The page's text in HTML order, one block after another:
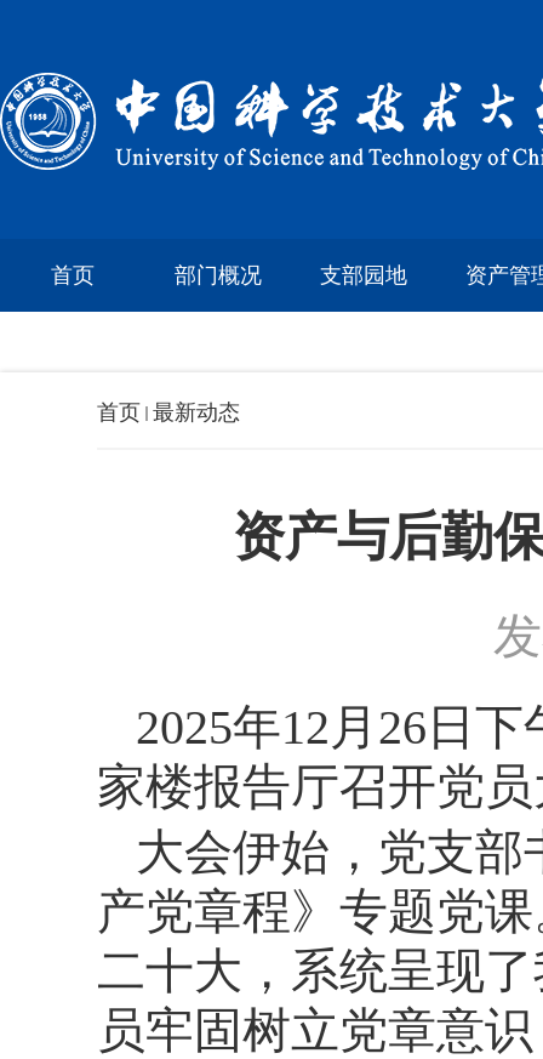
首页 部门概况 支部园地 资产管
首页 最新动态
资产与后勤
2025年12月 26 日
家楼报告厅召开党
大会伊始，党支
产党章程》专题党
二十大，系统呈现
员牢固树立党章意